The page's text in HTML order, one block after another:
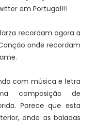
em Portugal!!!
recordam agora a
onde recordam
com música e letra
composição de
Parece que esta
onde as baladas